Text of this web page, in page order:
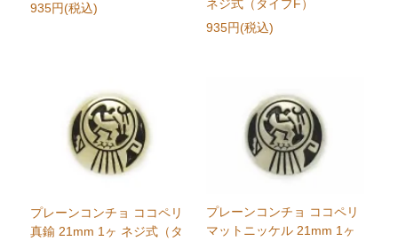
935円(税込)
ネジ式（タイプF）
935円(税込)
プレーンコンチョ ココペリ
真鍮 21mm 1ヶ ネジ式（タ
プレーンコンチョ ココペリ
マットニッケル 21mm 1ヶ